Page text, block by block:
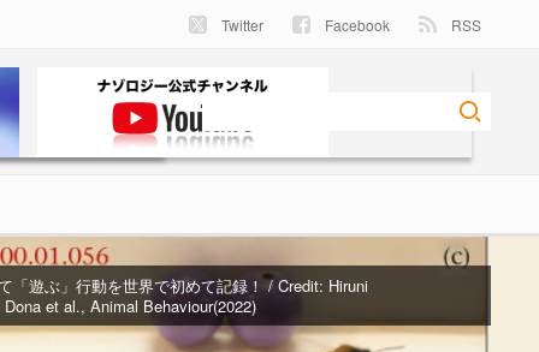
Twitter Facebook RSS
「遊ぶ」行動を世界で初めて記録！ / Credit: Hiruni
et al., Animal Behaviour(2022)